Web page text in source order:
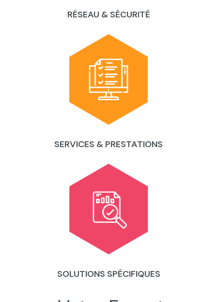
RÉSEAU & SÉCURITÉ
SERVICES & PRESTATIONS
SOLUTIONS SPÉCIFIQUES